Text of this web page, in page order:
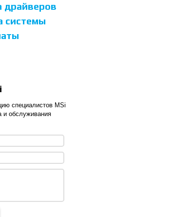
драйверов
системы
специалистов MSi
и обслуживания